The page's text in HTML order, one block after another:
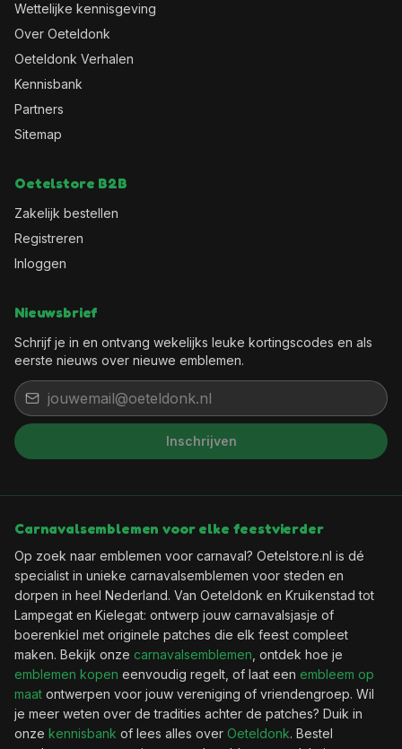
Wettelijke kennisgeving
Over Oeteldonk
Oeteldonk Verhalen
Kennisbank
Partners
Sitemap
Oetelstore B2B
Zakelijk bestellen
Registreren
Inloggen
Nieuwsbrief
Schrijf je in en ontvang wekelijks leuke kortingscodes en als
eerste nieuws over nieuwe emblemen.
Inschrijven
Carnavalsemblemen voor elke feestvierder
Op zoek naar emblemen voor carnaval? Oetelstore.nl is dé
specialist in unieke carnavalsemblemen voor steden en
dorpen in heel Nederland. Van Oeteldonk en Kruikenstad tot
Lampegat en Kielegat: ontwerp jouw carnavalsjasje of
boerenkiel met originele patches die elk feest compleet
maken. Bekijk onze carnavalsemblemen , ontdek hoe je
emblemen kopen eenvoudig regelt, of laat een embleem op
maat ontwerpen voor jouw vereniging of vriendengroep. Wil
je meer weten over de tradities achter de patches? Duik in
onze kennisbank of lees alles over Oeteldonk. Bestel